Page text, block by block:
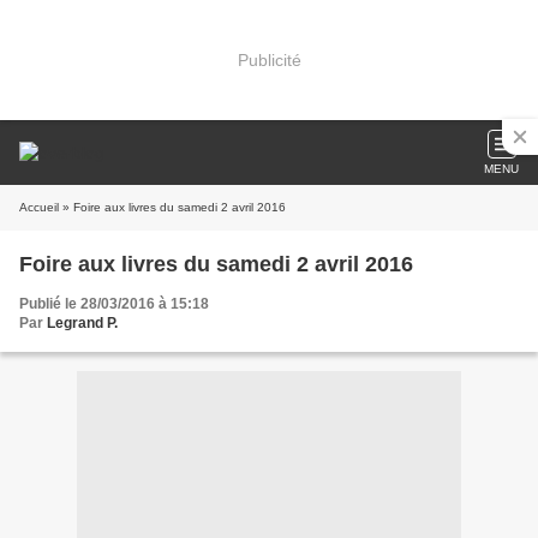
Publicité
MENU
Accueil » Foire aux livres du samedi 2 avril 2016
Foire aux livres du samedi 2 avril 2016
Publié le 28/03/2016 à 15:18
Par Legrand P.